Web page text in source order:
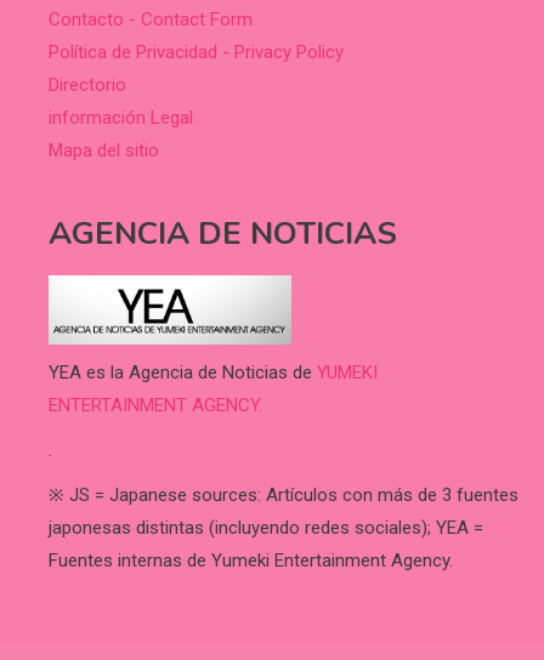
Contacto - Contact Form
Política de Privacidad - Privacy Policy
Directorio
información Legal
Mapa del sitio
AGENCIA DE NOTICIAS
YEA es la Agencia de Noticias de YUMEKI
ENTERTAINMENT AGENCY.
.
※ JS = Japanese sources: Artículos con más de 3 fuentes
japonesas distintas (incluyendo redes sociales); YEA =
Fuentes internas de Yumeki Entertainment Agency.